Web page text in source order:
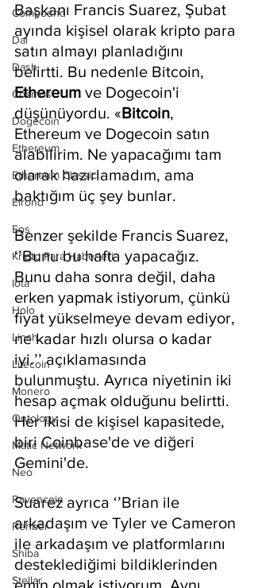
Compound
Dai
Dash
Cosmos
Dogecoin
Ethereum
Ethereum Classic
Elrond
Eos
Kripto Para Haberleri
Iota
Holo
Linch
Litecoin
Monero
Ontology
Matic Network
Neo
Ravencoin
Rehber
Shiba
Stellar
Başkanı Francis Suarez, Şubat
ayında kişisel olarak kripto para
satın almayı planladığını
belirtti. Bu nedenle Bitcoin,
Ethereum ve Dogecoin'i
düşünüyordu. «Bitcoin,
Ethereum ve Dogecoin satın
alabilirim. Ne yapacağımı tam
olarak hazırlamadım, ama
baktığım üç şey bunlar.
Benzer şekilde Francis Suarez,
‘’Bunu bu hafta yapacağız.
Bunu daha sonra değil, daha
erken yapmak istiyorum, çünkü
fiyat yükselmeye devam ediyor,
ne kadar hızlı olursa o kadar
iyi.’’ açıklamasında
bulunmuştu. Ayrıca niyetinin iki
hesap açmak olduğunu belirtti.
Her ikisi de kişisel kapasitede,
biri Coinbase'de ve diğeri
Gemini'de.
Suarez ayrıca ‘’Brian ile
arkadaşım ve Tyler ve Cameron
ile arkadaşım ve platformlarını
desteklediğimi bildiklerinden